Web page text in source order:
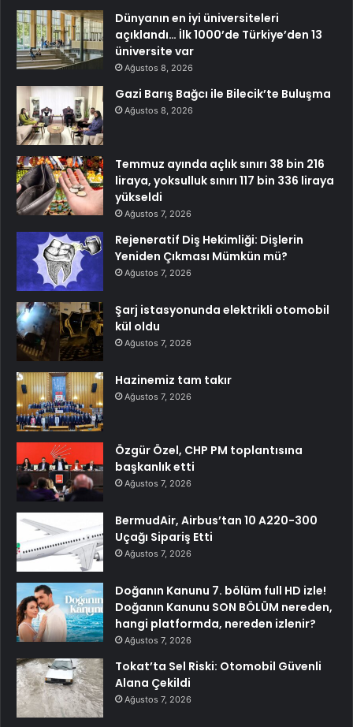
Dünyanın en iyi üniversiteleri
açıklandı… İlk 1000’de Türkiye’den 13
üniversite var
Ağustos 8, 2026
Gazi Barış Bağcı ile Bilecik’te Buluşma
Ağustos 8, 2026
Temmuz ayında açlık sınırı 38 bin 216
liraya, yoksulluk sınırı 117 bin 336 liraya
yükseldi
Ağustos 7, 2026
Rejeneratif Diş Hekimliği: Dişlerin
Yeniden Çıkması Mümkün mü?
Ağustos 7, 2026
Şarj istasyonunda elektrikli otomobil
kül oldu
Ağustos 7, 2026
Hazinemiz tam takır
Ağustos 7, 2026
Özgür Özel, CHP PM toplantısına
başkanlık etti
Ağustos 7, 2026
BermudAir, Airbus’tan 10 A220-300
Uçağı Sipariş Etti
Ağustos 7, 2026
Doğanın Kanunu 7. bölüm full HD izle!
Doğanın Kanunu SON BÖLÜM nereden,
hangi platformda, nereden izlenir?
Ağustos 7, 2026
Tokat’ta Sel Riski: Otomobil Güvenli
Alana Çekildi
Ağustos 7, 2026